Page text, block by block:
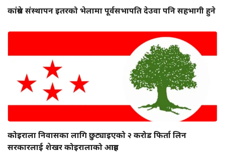
कांग्रेस संस्थापन इतरको भेलामा पूर्वसभापति देउवा पनि सहभागी हुने
कोइराला निवासका लागि छुट्याइएको २ करोड फिर्ता लिन
सरकारलाई शेखर कोइरालाको आग्रह